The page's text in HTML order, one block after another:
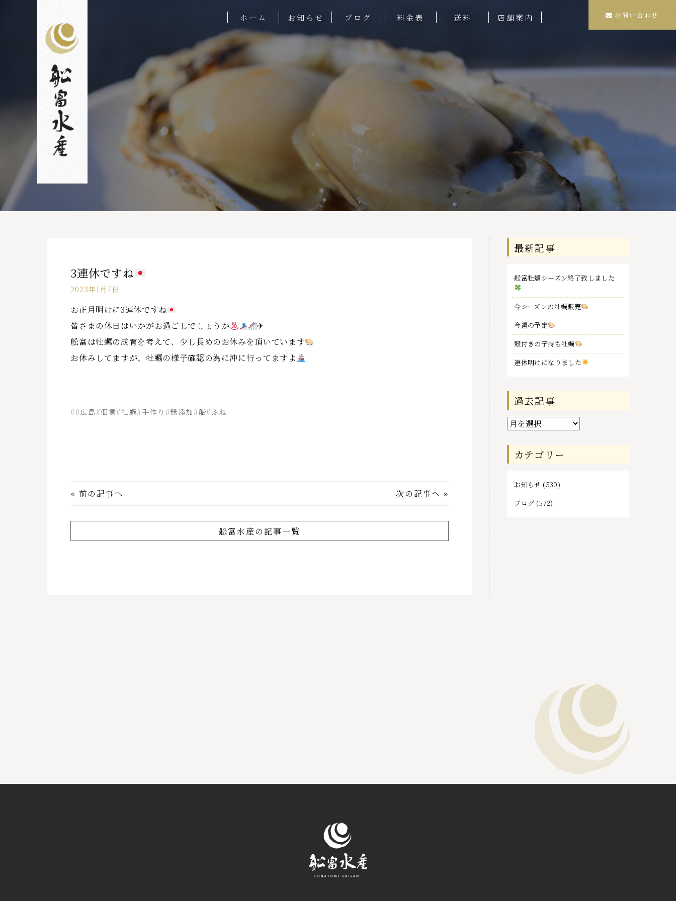
ホーム お知らせ ブログ 料金表 送料 店舗案内 お問い合わせ
3連休ですね
2023年1月7日
お正月明けに3連休ですね
皆さまの休日はいかがお過ごしでしょうか
✈
舩富は牡蠣の成育を考えて、少し長めのお休みを頂いています
お休みしてますが、牡蠣の様子確認の為に沖に行ってますよ
##広島#佃煮#牡蠣#手作り#無添加#船#ふね
« 前の記事へ 次の記事へ »
舩富水産の記事一覧
最新記事
舩富牡蠣シーズン終了致しました
今シーズンの牡蠣販売
今週の予定
殻付きの子持ち牡蠣
連休明けになりました
過去記事
過
去
記
事カテゴリー
お知らせ (530)
ブログ (572)